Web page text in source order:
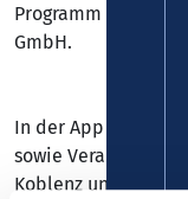
Programm der
GmbH.
In der App finden
sowie
Koblenz und der